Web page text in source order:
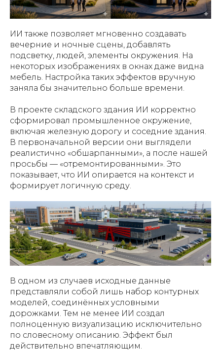
ИИ также позволяет мгновенно создавать
вечерние и ночные сцены, добавлять
подсветку, людей, элементы окружения. На
некоторых изображениях в окнах даже видна
мебель. Настройка таких эффектов вручную
заняла бы значительно больше времени.
В проекте складского здания ИИ корректно
сформировал промышленное окружение,
включая железную дорогу и соседние здания.
В первоначальной версии они выглядели
реалистично «обшарпанными», а после нашей
просьбы — «отремонтированными». Это
показывает, что ИИ опирается на контекст и
формирует логичную среду.
В одном из случаев исходные данные
представляли собой лишь набор контурных
моделей, соединённых условными
дорожками. Тем не менее ИИ создал
полноценную визуализацию исключительно
по словесному описанию. Эффект был
действительно впечатляющим.